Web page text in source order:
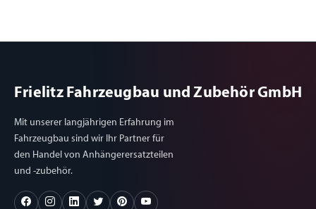
Frielitz Fahrzeugbau und Zubehör GmbH
Mit unserer langjährigen Erfahrung im
Fahrzeugbau sind wir Ihr Partner für
den Handel von Anhängerersatzteilen
und -zubehör.